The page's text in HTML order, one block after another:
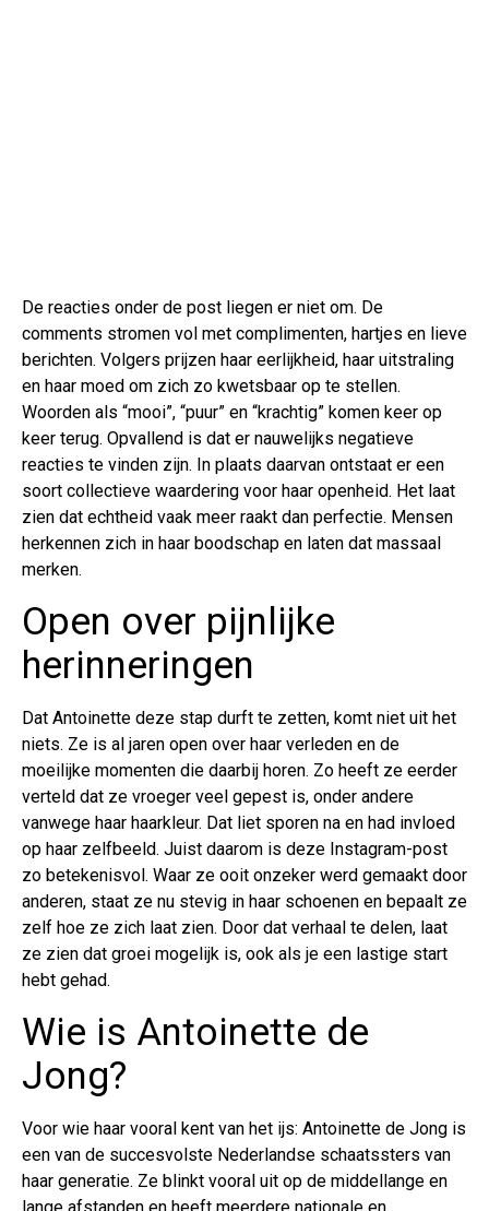
De reacties onder de post liegen er niet om. De
comments stromen vol met complimenten, hartjes en lieve
berichten. Volgers prijzen haar eerlijkheid, haar uitstraling
en haar moed om zich zo kwetsbaar op te stellen.
Woorden als “mooi”, “puur” en “krachtig” komen keer op
keer terug. Opvallend is dat er nauwelijks negatieve
reacties te vinden zijn. In plaats daarvan ontstaat er een
soort collectieve waardering voor haar openheid. Het laat
zien dat echtheid vaak meer raakt dan perfectie. Mensen
herkennen zich in haar boodschap en laten dat massaal
merken.
Open over pijnlijke
herinneringen
Dat Antoinette deze stap durft te zetten, komt niet uit het
niets. Ze is al jaren open over haar verleden en de
moeilijke momenten die daarbij horen. Zo heeft ze eerder
verteld dat ze vroeger veel gepest is, onder andere
vanwege haar haarkleur. Dat liet sporen na en had invloed
op haar zelfbeeld. Juist daarom is deze Instagram-post
zo betekenisvol. Waar ze ooit onzeker werd gemaakt door
anderen, staat ze nu stevig in haar schoenen en bepaalt ze
zelf hoe ze zich laat zien. Door dat verhaal te delen, laat
ze zien dat groei mogelijk is, ook als je een lastige start
hebt gehad.
Wie is Antoinette de
Jong?
Voor wie haar vooral kent van het ijs: Antoinette de Jong is
een van de succesvolste Nederlandse schaatssters van
haar generatie. Ze blinkt vooral uit op de middellange en